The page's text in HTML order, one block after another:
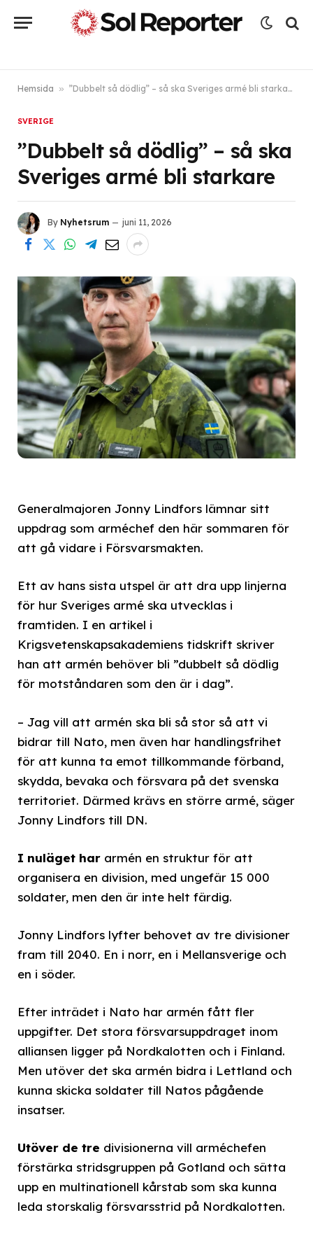
Hemsida » ”Dubbelt så dödlig” – så ska Sveriges armé bli starkare
SVERIGE
”Dubbelt så dödlig” – så ska
Sveriges armé bli starkare
By Nyhetsrum juni 11, 2026
Generalmajoren Jonny Lindfors lämnar sitt
uppdrag som arméchef den här sommaren för
att gå vidare i Försvarsmakten.
Ett av hans sista utspel är att dra upp linjerna
för hur Sveriges armé ska utvecklas i
framtiden. I en artikel i
Krigsvetenskapsakademiens tidskrift skriver
han att armén behöver bli ”dubbelt så dödlig
för motståndaren som den är i dag”.
– Jag vill att armén ska bli så stor så att vi
bidrar till Nato, men även har handlingsfrihet
för att kunna ta emot tillkommande förband,
skydda, bevaka och försvara på det svenska
territoriet. Därmed krävs en större armé, säger
Jonny Lindfors till DN.
I nuläget har armén en struktur för att
organisera en division, med ungefär 15 000
soldater, men den är inte helt färdig.
Jonny Lindfors lyfter behovet av tre divisioner
fram till 2040. En i norr, en i Mellansverige och
en i söder.
Efter inträdet i Nato har armén fått fler
uppgifter. Det stora försvarsuppdraget inom
alliansen ligger på Nordkalotten och i Finland.
Men utöver det ska armén bidra i Lettland och
kunna skicka soldater till Natos pågående
insatser.
Utöver de tre divisionerna vill arméchefen
förstärka stridsgruppen på Gotland och sätta
upp en multinationell kårstab som ska kunna
leda storskalig försvarsstrid på Nordkalotten.